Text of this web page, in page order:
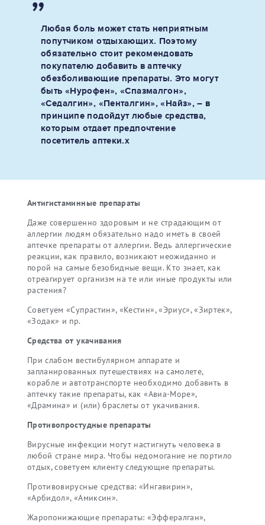
Любая боль может стать неприятным
попутчиком отдыхающих. Поэтому
обязательно стоит рекомендовать
покупателю добавить в аптечку
обезболивающие препараты. Это могут
быть «Нурофен», «Спазмалгон»,
«Седалгин», «Пенталгин», «Найз», – в
принципе подойдут любые средства,
которым отдает предпочтение
посетитель аптеки.х
Антигистаминные препараты
Даже совершенно здоровым и не страдающим от
аллергии людям обязательно надо иметь в своей
аптечке препараты от аллергии. Ведь аллергические
реакции, как правило, возникают неожиданно и
порой на самые безобидные вещи. Кто знает, как
отреагирует организм на те или иные продукты или
растения?
Советуем «Супрастин», «Кестин», «Эриус», «Зиртек»,
«Зодак» и пр.
Средства от укачивания
При слабом вестибулярном аппарате и
запланированных путешествиях на самолете,
корабле и автотранспорте необходимо добавить в
аптечку такие препараты, как «Авиа-Море»,
«Драмина» и (или) браслеты от укачивания.
Противопростудные препараты
Вирусные инфекции могут настигнуть человека в
любой стране мира. Чтобы недомогание не портило
отдых, советуем клиенту следующие препараты.
Противовирусные средства: «Ингавирин»,
«Арбидол», «Амиксин».
Жаропонижающие препараты: «Эффералган»,